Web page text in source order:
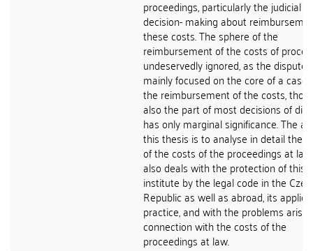
proceedings, particularly the judicial
decision- making about
these costs. The sphere of the
reimbursement of the costs of
undeservedly ignored, as the
mainly focused on the core of a case,
the reimbursement of the costs,
also the part of most decisions of
has only marginal significance. The
this thesis is to analyse in detail the
of the costs of the proceedings at
also deals with the protection of this
institute by the legal code in the
Republic as well as abroad, its
practice, and with the problems
connection with the costs of the
proceedings at law.